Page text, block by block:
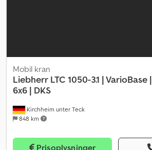
Kirchheim unter Teck
848 km
Mobil kran
Liebherr LTC 1050-3.1 | VarioBase |
6x6 | DKS
Prisoplysninger